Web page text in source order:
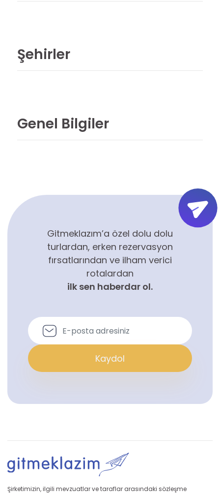
Şehirler
Genel Bilgiler
Gitmeklazım’a özel dolu dolu
turlardan, erken rezervasyon
fırsatlarından ve ilham verici
rotalardan
ilk sen haberdar ol.
Kaydol
Şirketimizin, ilgili mevzuatlar ve taraflar arasındaki sözleşme